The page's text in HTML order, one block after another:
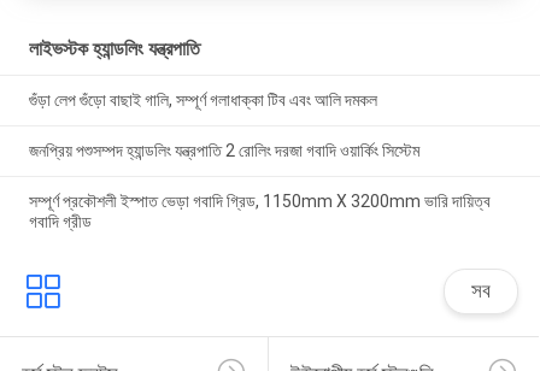
লাইভস্টক হ্যান্ডলিং যন্ত্রপাতি
গুঁড়া লেপ গুঁড়ো বাছাই গালি, সম্পূর্ণ গলাধাক্কা টিব এবং আলি দমকল
জনপ্রিয় পশুসম্পদ হ্যান্ডলিং যন্ত্রপাতি 2 রোলিং দরজা গবাদি ওয়ার্কিং সিস্টেম
সম্পূর্ণ প্রকৌশলী ইস্পাত ভেড়া গবাদি গ্রিড, 1150mm X 3200mm ভারি দায়িত্ব
গবাদি গ্রীড
সব